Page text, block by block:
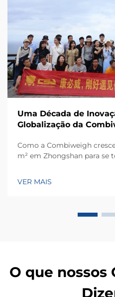
Uma Década de
Globalização da
Como a Combiweigh
m² em Zhongshan para se
pesagem — solicite ainda
VER MAIS
O que nossos